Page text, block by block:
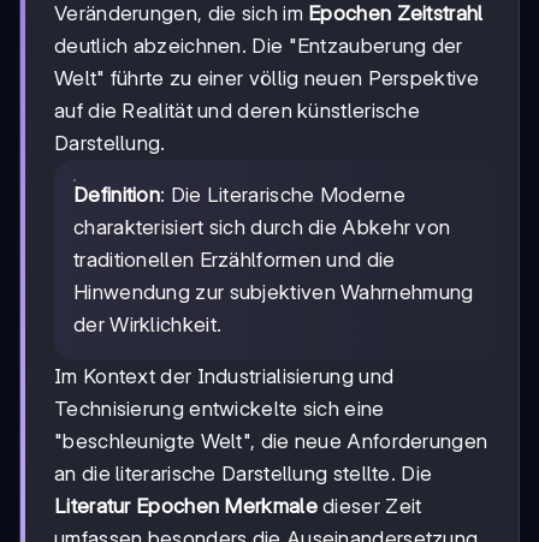
Veränderungen, die sich im Epochen Zeitstrahl
deutlich abzeichnen. Die "Entzauberung der
Welt" führte zu einer völlig neuen Perspektive
auf die Realität und deren künstlerische
Darstellung.
Definition: Die Literarische Moderne
charakterisiert sich durch die Abkehr von
traditionellen Erzählformen und die
Hinwendung zur subjektiven Wahrnehmung
der Wirklichkeit.
Im Kontext der Industrialisierung und
Technisierung entwickelte sich eine
"beschleunigte Welt", die neue Anforderungen
an die literarische Darstellung stellte. Die
Literatur Epochen Merkmaledieser Zeit